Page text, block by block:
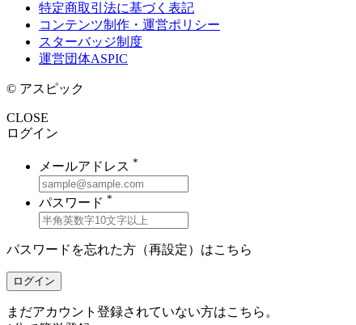
特定商取引法に基づく表記
コンテンツ制作・運営ポリシー
スターバッジ制度
運営団体ASPIC
© アスピック
CLOSE
ログイン
メールアドレス *
パスワード *
パスワードを忘れた方（再設定）はこちら
ログイン
まだアカウント登録されていない方はこちら。